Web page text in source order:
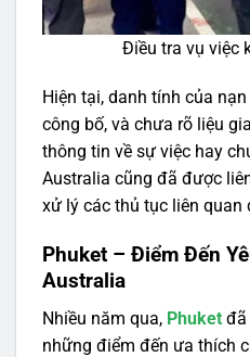
Điều tra vụ việc
Hiện tại, danh tính của
công bố, và chưa rõ liệu
thông tin về sự việc hay
Australia cũng đã được
xử lý các thủ tục liên quan
Phuket – Điểm Đến
Australia
Nhiều năm qua, Phuket đã
những điểm đến ưa thích